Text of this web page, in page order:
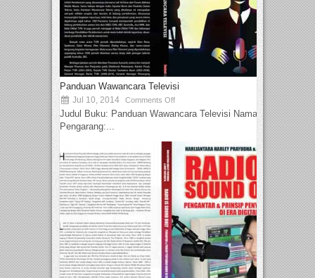
Panduan Wawancara Televisi
Jul 10, 2014 Comments Off
Judul Buku: Panduan Wawancara Televisi Nama
Pengarang:...